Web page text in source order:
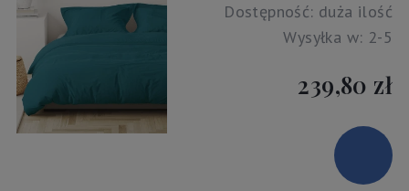
Dostępność: duża ilość
Wysyłka w: 2-5
239,80 zł